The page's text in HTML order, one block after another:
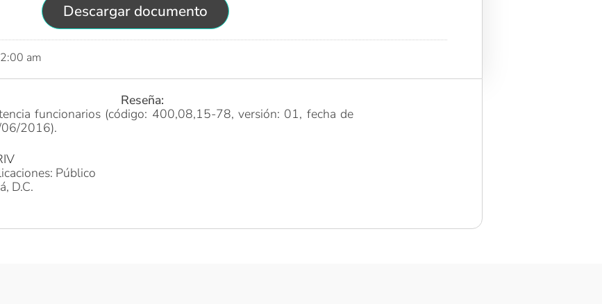
Descargar documento
am
Reseña:
funcionarios (código: 400,08,15-78, versión: 01, fecha de
2016).
Público
D.C.